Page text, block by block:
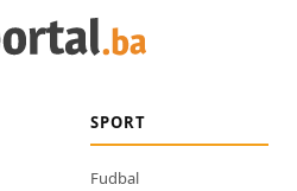
SPORT
Fudbal